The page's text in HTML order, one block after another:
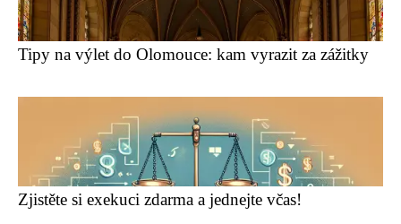
Tipy na výlet do Olomouce: kam vyrazit za zážitky
Zjistěte si exekuci zdarma a jednejte včas!